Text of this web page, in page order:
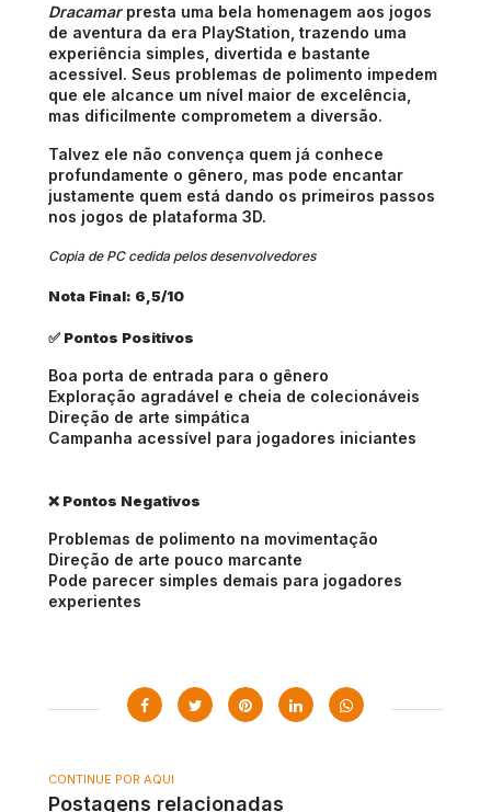
Dracamar presta uma bela homenagem aos jogos
de aventura da era PlayStation, trazendo uma
experiência simples, divertida e bastante
acessível. Seus problemas de polimento impedem
que ele alcance um nível maior de excelência,
mas dificilmente comprometem a diversão.
Talvez ele não convença quem já conhece
profundamente o gênero, mas pode encantar
justamente quem está dando os primeiros passos
nos jogos de plataforma 3D.
Copia de PC cedida pelos desenvolvedores
Nota Final: 6,5/10
✅ Pontos Positivos
Boa porta de entrada para o gênero
Exploração agradável e cheia de colecionáveis
Direção de arte simpática
Campanha acessível para jogadores iniciantes
❌ Pontos Negativos
Problemas de polimento na movimentação
Direção de arte pouco marcante
Pode parecer simples demais para jogadores
experientes
CONTINUE POR AQUI
Postagens relacionadas